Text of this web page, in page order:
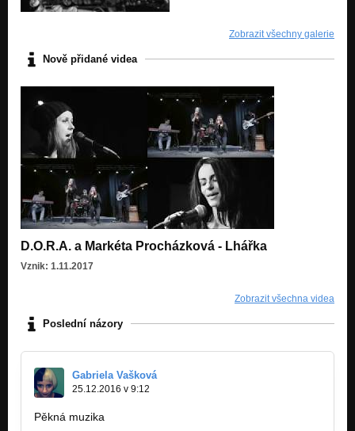
Zobrazit všechny galerie
Nově přidané videa
D.O.R.A. a Markéta Procházková - Lhářka
Vznik: 1.11.2017
Zobrazit všechna videa
Poslední názory
Gabriela Vašková
25.12.2016 v 9:12
Pěkná muzika